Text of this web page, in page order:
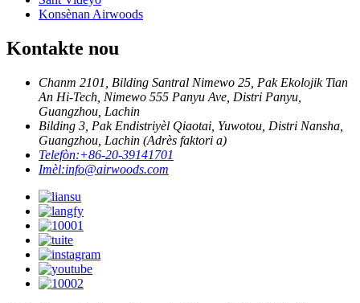
Konsènan Airwoods
Kontakte nou
Chanm 2101, Bilding Santral Nimewo 25, Pak Ekolojik Tian
An Hi-Tech, Nimewo 555 Panyu Ave, Distri Panyu,
Guangzhou, Lachin
Bilding 3, Pak Endistriyèl Qiaotai, Yuwotou, Distri Nansha,
Guangzhou, Lachin (Adrès faktori a)
Telefòn:+86-20-39141701
Imèl:info@airwoods.com